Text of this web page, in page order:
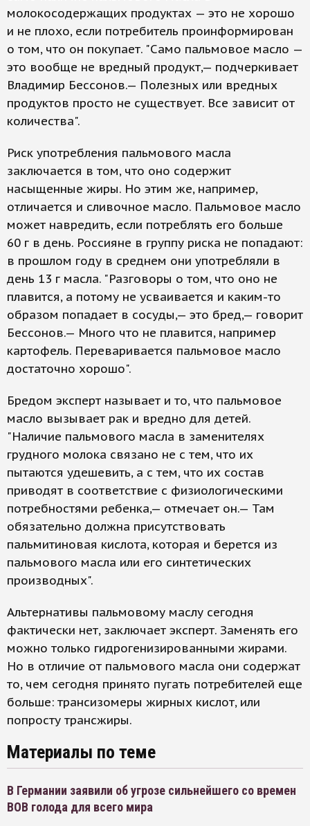
молокосодержащих продуктах — это не хорошо
и не плохо, если потребитель проинформирован
о том, что он покупает. "Само пальмовое масло —
это вообще не вредный продукт,— подчеркивает
Владимир Бессонов.— Полезных или вредных
продуктов просто не существует. Все зависит от
количества".
Риск употребления пальмового масла
заключается в том, что оно содержит
насыщенные жиры. Но этим же, например,
отличается и сливочное масло. Пальмовое масло
может навредить, если потреблять его больше
60 г в день. Россияне в группу риска не попадают:
в прошлом году в среднем они употребляли в
день 13 г масла. "Разговоры о том, что оно не
плавится, а потому не усваивается и каким-то
образом попадает в сосуды,— это бред,— говорит
Бессонов.— Много что не плавится, например
картофель. Переваривается пальмовое масло
достаточно хорошо".
Бредом эксперт называет и то, что пальмовое
масло вызывает рак и вредно для детей.
"Наличие пальмового масла в заменителях
грудного молока связано не с тем, что их
пытаются удешевить, а с тем, что их состав
приводят в соответствие с физиологическими
потребностями ребенка,— отмечает он.— Там
обязательно должна присутствовать
пальмитиновая кислота, которая и берется из
пальмового масла или его синтетических
производных".
Альтернативы пальмовому маслу сегодня
фактически нет, заключает эксперт. Заменять его
можно только гидрогенизированными жирами.
Но в отличие от пальмового масла они содержат
то, чем сегодня принято пугать потребителей еще
больше: трансизомеры жирных кислот, или
попросту трансжиры.
Материалы по теме
В Германии заявили об угрозе сильнейшего со времен
ВОВ голода для всего мира